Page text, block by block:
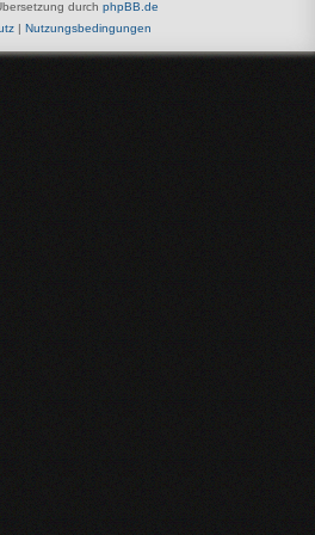
durch phpBB.de
| Nutzungsbedingungen